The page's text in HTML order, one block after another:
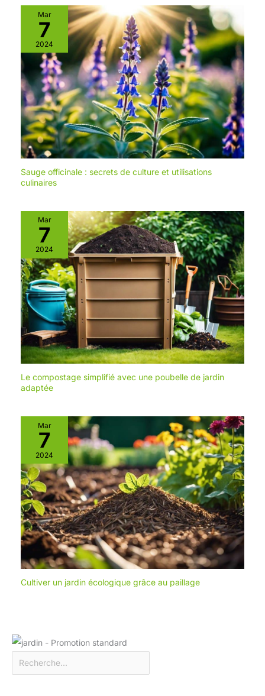
Mar
7
2024
Sauge officinale : secrets de culture et utilisations
culinaires
Mar
7
2024
Le compostage simplifié avec une poubelle de jardin
adaptée
Mar
7
2024
Cultiver un jardin écologique grâce au paillage